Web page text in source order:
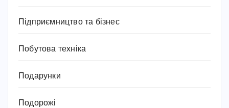
Підприємництво та бізнес
Побутова техніка
Подарунки
Подорожі